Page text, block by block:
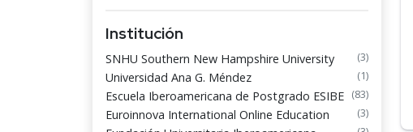
Institución
SNHU Southern New Hampshire University (3)
Universidad Ana G. Méndez (1)
Escuela Iberoamericana de Postgrado ESIBE (83)
Euroinnova International Online Education (3)